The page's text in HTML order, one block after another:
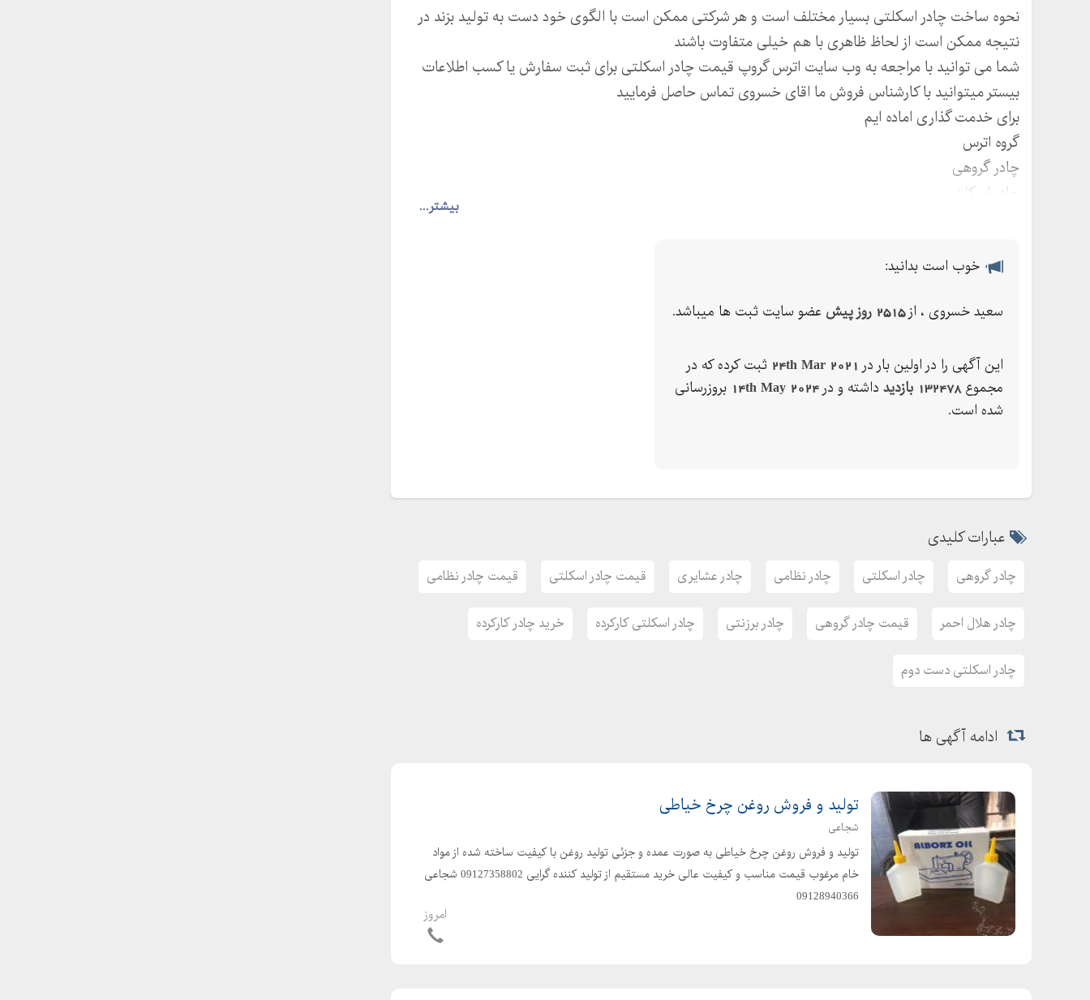
بیشتر...
نحوه ساخت چادر اسکلتی بسیار مختلف است و هر شرکتی ممکن است با الگوی خود دست به تولید بزند در
نتیجه ممکن است از لحاظ ظاهری با هم خیلی متفاوت باشند
شما می توانید با مراجعه به وب سایت اترس گروپ قیمت چادر اسکلتی برای ثبت سفارش یا کسب اطلاعات
بیستر میتوانید با کارشناس فروش ما اقای خسروی تماس حاصل فرمایید
برای خدمت گذاری اماده ایم
گروه اترس
چادر گروهی
چادر اسکلتی
قیمت چادر اسکلتی
چادر هلال احمر
چادر برزنتی
جهت دریافت اطلاعات بیشتر درباره محصولات برزنتی ما تماس بگیرید
ابعاد * = ت
خوب است بدانید:
سعید خسروی ، از2515 روز پیش عضو سایت ثبت ها میباشد.
این آگهی را در اولین بار در 24th Mar 2021 ثبت کرده که در
مجموع132478 بازدید داشته و در 14th May 2024 بروزرسانی
شده است.
عبارات کلیدی
چادر گروهی چادر اسکلتی چادر نظامی چادر عشایری قیمت چادر اسکلتی قیمت چادر نظامی
چادر هلال احمر قیمت چادر گروهی چادر برزنتی چادر اسکلتی کارکرده خرید چادر کارکرده
چادر اسکلتی دست دوم
ادامه آگهی ها
تولید و فروش روغن چرخ خیاطی
شجاعی
تولید و فروش روغن چرخ خیاطی به صورت عمده و جزئی تولید روغن با کیفیت ساخته شده از مواد
خام مرغوب قیمت مناسب و کیفیت عالی خرید مستقیم از تولید کننده گرایی 09127358802 شجاعی
09128940366
امروز